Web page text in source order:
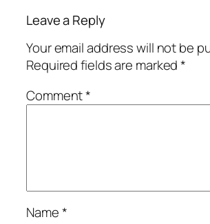
Leave a Reply
Your email address will not be
Required fields are marked*
Comment*
Name*